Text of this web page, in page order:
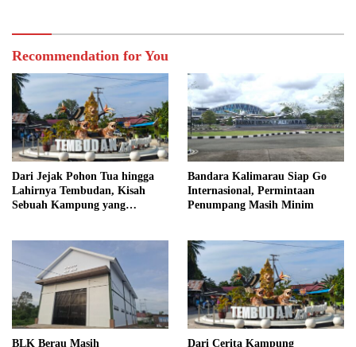
Recommendation for You
Dari Jejak Pohon Tua hingga
Lahirnya Tembudan, Kisah
Sebuah Kampung yang
Bandara Kalimarau Siap Go
Internasional, Permintaan
Penumpang Masih Minim
BLK Berau Masih
Dari Cerita Kampung